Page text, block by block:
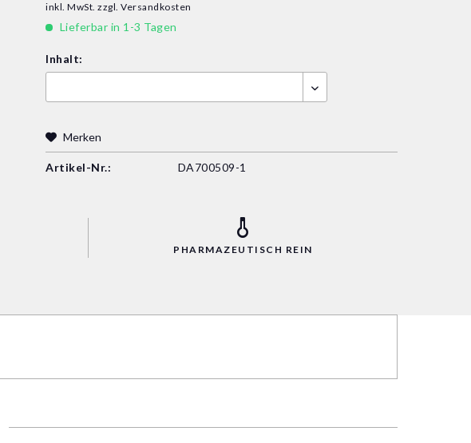
inkl. MwSt.zzgl. Versandkosten
Lieferbar in 1-3 Tagen
Inhalt:
Merken
Artikel-Nr.: DA700509-1
PHARMAZEUTISCH REIN